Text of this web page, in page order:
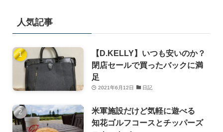
人気記事
【D.KELLY】いつも安いのか？
閉店セールで買ったバックに満
足
2021年6月12日 日記
米軍施設だけど気軽に遊べる
知花ゴルフコースとチッパーズ